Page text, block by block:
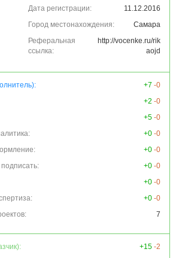
Дата регистрации:
11.12.2016
Город местонахождения:
Самара
Реферальная
ссылка:
http://vocenke.ru/rik
aojd
+7 -0
+2 -0
+5 -0
+0 -0
+0 -0
+0 -0
+0 -0
+0 -0
7
+15 -2